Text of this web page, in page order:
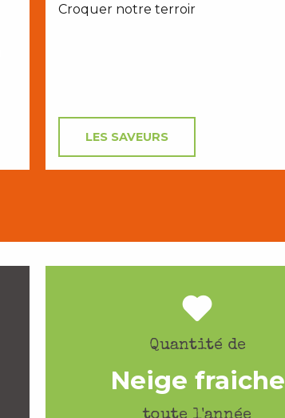
Croquer notre terroir
LES SAVEURS
Quantité de
Neige fraiche